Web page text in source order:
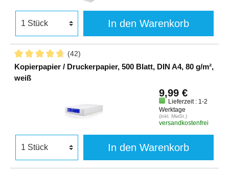
In den Warenkorb
(42)
Kopierpapier / Druckerpapier, 500 Blatt, DIN A4, 80 g/m²,
weiß
9,99 €
Lieferzeit : 1-2
Werktage
(inkl. MwSt.)
versandkostenfrei
In den Warenkorb